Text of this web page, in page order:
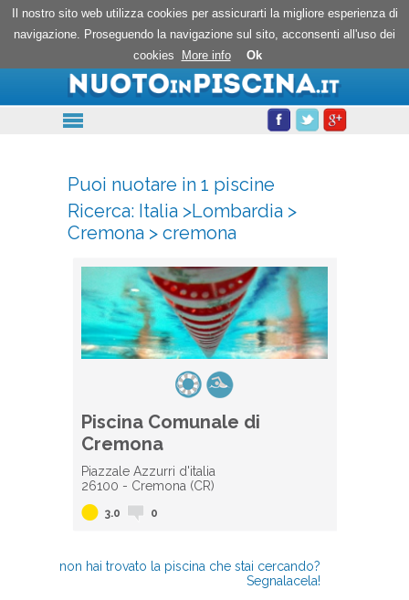
Nuoto in piscina
Puoi nuotare in 1 piscine
Ricerca: Italia>Lombardia>
Cremona> cremona
Piscina Comunale di
Cremona
Piazzale Azzurri d'italia
26100 - Cremona (CR)
3.0 0
non hai trovato la piscina che stai cercando?
Segnalacela!
Il nostro sito web utilizza cookies per assicurarti la migliore esperienza di
navigazione. Proseguendo la navigazione sul sito, acconsenti all'uso dei
cookies
More info Ok